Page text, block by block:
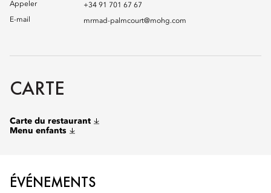
Appeler
+34 91 701 67 67
E-mail
mrmad-palmcourt@mohg.com
CARTE
Carte du restaurant
Menu enfants
ÉVÉNEMENTS